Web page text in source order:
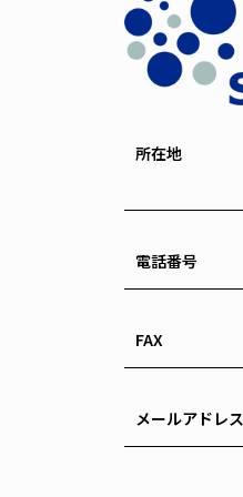
所在地
電話番号
FAX
メールアドレス